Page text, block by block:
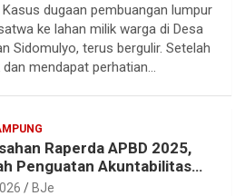
a
t
s
p
Kasus dugaan pembuangan lumpur
ke lahan milik warga di Desa
Sidomulyo, terus bergulir. Setelah
mendapat perhatian…
Raperda APBD 2025,
Penguatan Akuntabilitas
Lampung
BJe